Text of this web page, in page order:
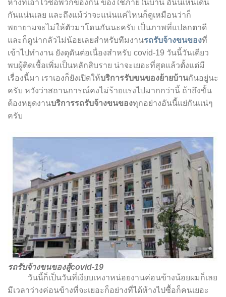
ห้างที่เอาไว้ซื้อพวกของกิน ของใช้ภายในบ้าน อันนี้เห็นเดิน
กันแน่นเลย และถึงแม้ว่าจะแน่นแค่ไหนก็ดูเหมือนว่าก็
พยายามจะไม่ให้ตัวมาโดนกันนะครับ เป็นภาพที่แปลกตาดี
และก็ดูน่ากลัวไม่น้อยเลยสำหรับทีมงานรถรับจ้างขนของที่
เข้าไปทำงาน ยังดุดันต่อเนื่องสำหรับ covid-19 วันนี้วันเดียว
พบผู้ติดเชื้อเพิ่มเป็นหลักสิบราย น่าจะเยอะที่สุดแล้วตั้งแต่มี
เรื่องนี้มา เราเองก็ยังเปิดให้บริการรับขนของย้ายบ้านกันอยู่นะ
ครับ หวังว่าสถานการณ์คงไม่ร้ายแรงไปมากกว่านี้ ถ้าถึงขั้น
ต้องหยุดงานบริการรถรับจ้างขนของทุกอย่างอันนี้แย่กันแน่ๆ
ครับ
รถรับจ้างขนของสู้covid-19
วันนี้ก็เป็นวันที่เงียบเหงาหน่อยงานค่อนข้างน้อยผมก็เลย
มีเวลาว่างค่อนข้างที่จะเยอะก็อย่างที่ได้ห้างไปซื้อก็คนเยอะ